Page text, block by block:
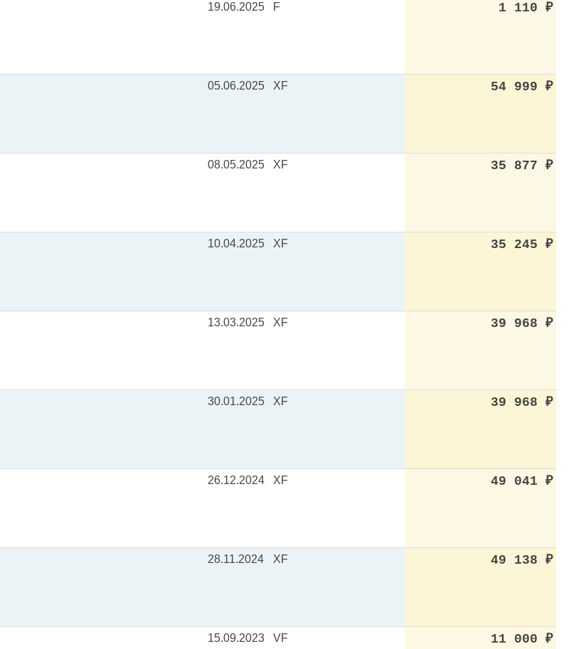
19.06.2025 F 1 110 ₽
05.06.2025 XF 54 999 ₽
08.05.2025 XF 35 877 ₽
10.04.2025 XF 35 245 ₽
13.03.2025 XF 39 968 ₽
30.01.2025 XF 39 968 ₽
26.12.2024 XF 49 041 ₽
28.11.2024 XF 49 138 ₽
15.09.2023 VF 11 000 ₽